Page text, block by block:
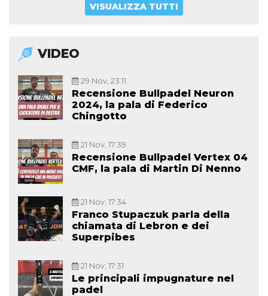
VISUALIZZA TUTTI
VIDEO
29 Nov, 23:11
Recensione Bullpadel Neuron
2024, la pala di Federico
Chingotto
21 Nov, 17:39
Recensione Bullpadel Vertex 04
CMF, la pala di Martin Di Nenno
21 Nov, 17:34
Franco Stupaczuk parla della
chiamata di Lebron e dei
Superpibes
21 Nov, 17:31
Le principali impugnature nel
padel